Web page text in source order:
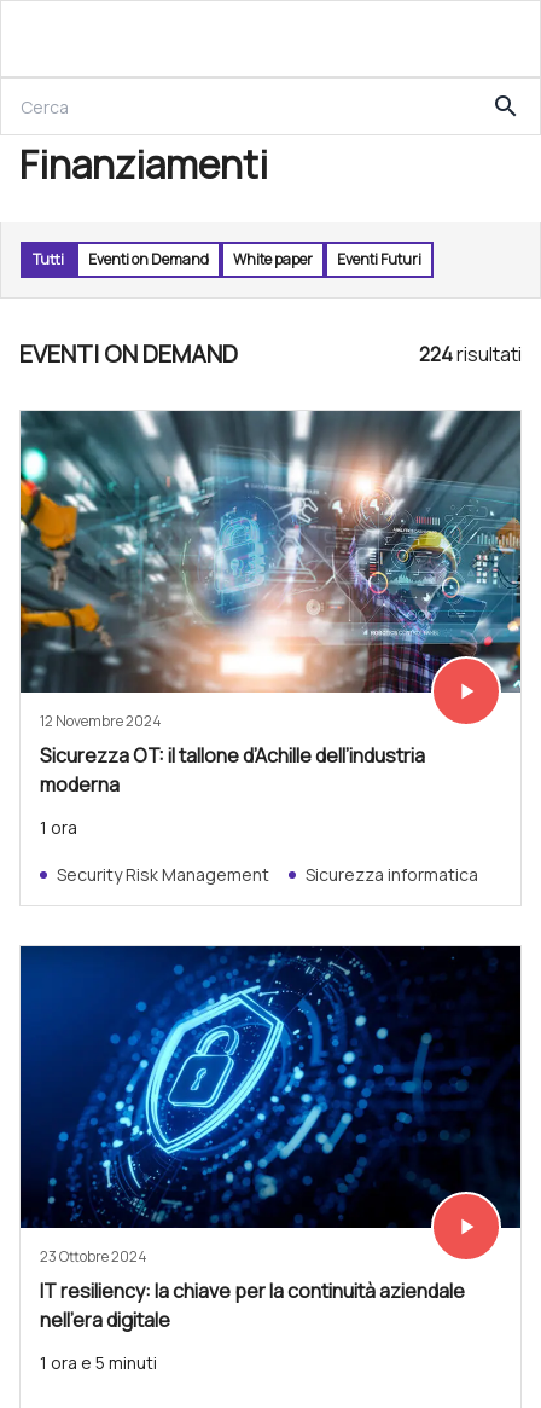
search
Finanziamenti
Tutti Eventi on Demand White paper Eventi Futuri
EVENTI ON DEMAND 224risultati
Vedi subito
play_arrow
12 Novembre 2024
Sicurezza OT: il tallone d’Achille dell’industria
moderna
1 ora
Security Risk Management Sicurezza informatica
Vedi subito
play_arrow
23 Ottobre 2024
IT resiliency: la chiave per la continuità aziendale
nell’era digitale
1 ora e 5 minuti